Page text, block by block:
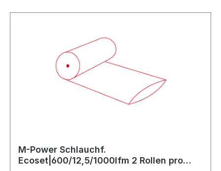
M-Power Schlauchf.
Ecoset|600/12,5/1000lfm 2 Rollen pro